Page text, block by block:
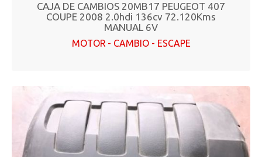
CAJA DE CAMBIOS 20MB17 PEUGEOT 407
COUPE 2008 2.0hdi 136cv 72.120Kms
MANUAL 6V
MOTOR - CAMBIO - ESCAPE